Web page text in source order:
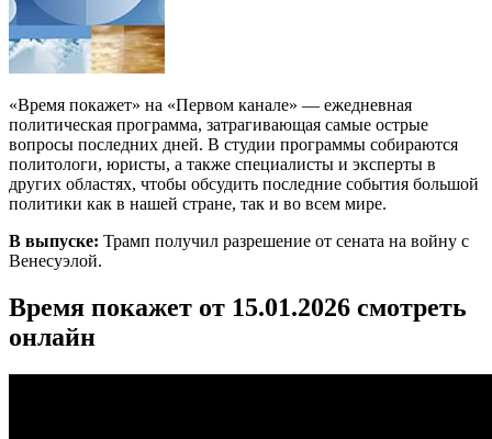
«Время покажет» на «Первом канале» — ежедневная
политическая программа, затрагивающая самые острые
вопросы последних дней. В студии программы собираются
политологи, юристы, а также специалисты и эксперты в
других областях, чтобы обсудить последние события большой
политики как в нашей стране, так и во всем мире.
В выпуске: Трамп получил разрешение от сената на войну с
Венесуэлой.
Время покажет от 15.01.2026 смотреть
онлайн